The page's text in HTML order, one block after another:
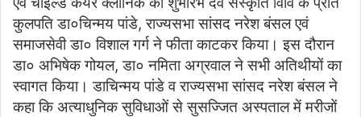
A
p
p
b
o
o
k
कुलपति डा०चिन्मय पांडे, राज्यसभा सांसद नरेश बंसल एवं
समाजसेवी डा० विशाल गर्ग ने फीता काटकर किया। इस दौरान
डा० अभिषेक गोयल, डा० नमिता अग्रवाल ने सभी अतिथीयों का
स्वागत किया। डाचिन्मय पांडे व राज्यसभा सांसद नरेश बंसल ने
कहा कि अत्याधुनिक सुविधाओं से सुसज्जित अस्पताल में मरीजों